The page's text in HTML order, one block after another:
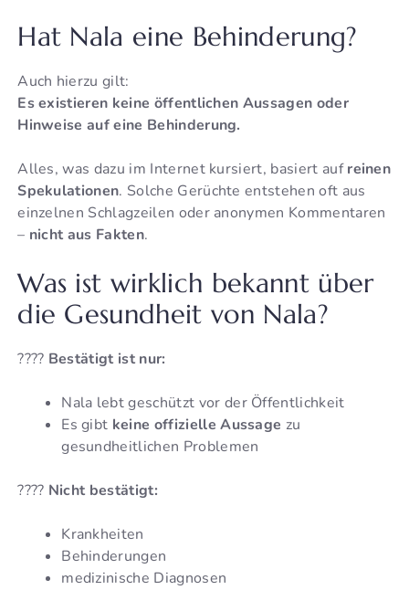
Hat Nala eine Behinderung?
Auch hierzu gilt:
Es existieren keine öffentlichen Aussagen oder
Hinweise auf eine Behinderung.
Alles, was dazu im Internet kursiert, basiert aufreinen
Spekulationen. Solche Gerüchte entstehen oft aus
einzelnen Schlagzeilen oder anonymen Kommentaren
– nicht aus Fakten.
Was ist wirklich bekannt über
die Gesundheit von Nala?
???? Bestätigt ist nur:
Nala lebt geschützt vor der Öffentlichkeit
Es gibt keine offizielle Aussage zu
gesundheitlichen Problemen
???? Nicht bestätigt:
Krankheiten
Behinderungen
medizinische Diagnosen